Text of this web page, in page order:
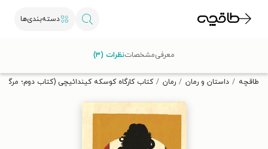
دسته‌بندی‌ها
تخفیف از طاقچه دریافت کن.
طاقچه داستان و رمان رمان کتاب کارگاه کوسکه کیندائیچی (کتاب دوم؛ مرگ
معرفیمشخصاتنظرات (۳)